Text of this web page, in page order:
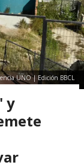
UNO | Edición BBCL
y